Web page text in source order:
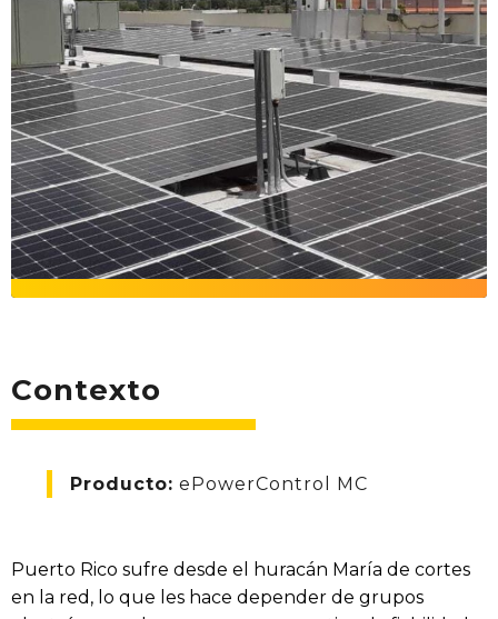
Contexto
Producto: ePowerControl MC
Puerto Rico sufre desde el huracán María de cortes
en la red, lo que les hace depender de grupos